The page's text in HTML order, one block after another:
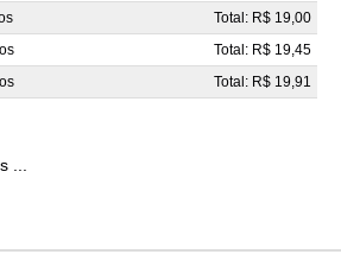
Total: R$ 19,00
Total: R$ 19,45
Total: R$ 19,91
...